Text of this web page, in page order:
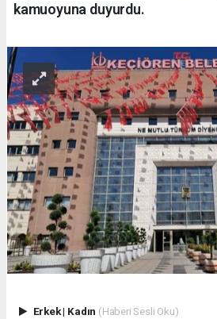
kamuoyuna duyurdu.
Erkek| Kadın (Haberi Sesli Oku)